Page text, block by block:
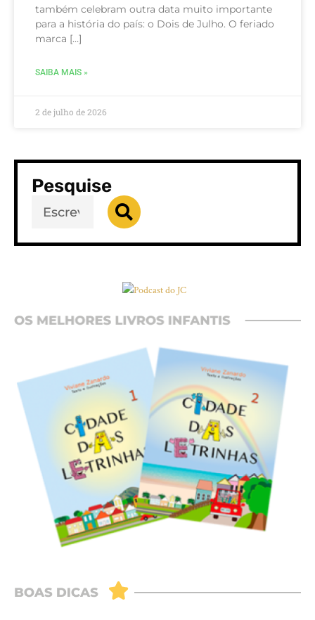
também celebram outra data muito importante
para a história do país: o Dois de Julho. O feriado
marca […]
SAIBA MAIS »
2 de julho de 2026
Pesquise